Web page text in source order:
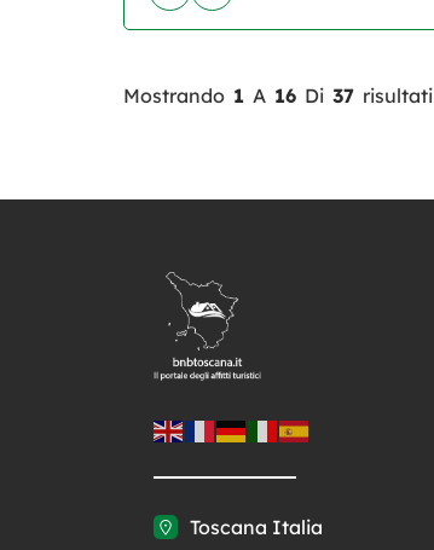
Mostrando 1 A 16 Di 37 risultati
Toscana Italia